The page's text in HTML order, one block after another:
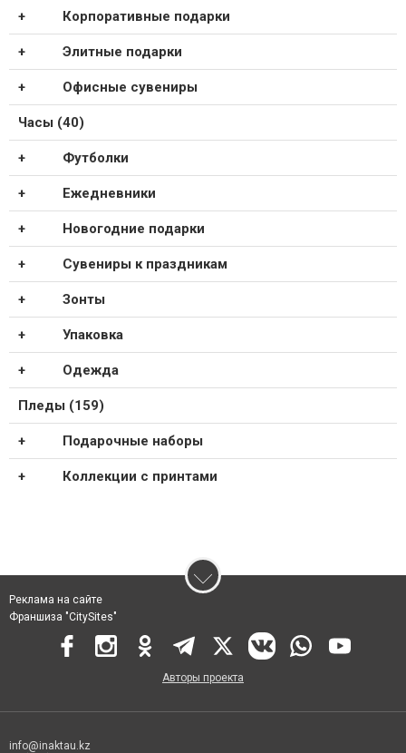
Корпоративные подарки
Элитные подарки
Офисные сувениры
Часы (40)
Футболки
Ежедневники
Новогодние подарки
Сувениры к праздникам
Зонты
Упаковка
Одежда
Пледы (159)
Подарочные наборы
Коллекции с принтами
Реклама на сайте
Франшиза "CitySites"
Авторы проекта
info@inaktau.kz